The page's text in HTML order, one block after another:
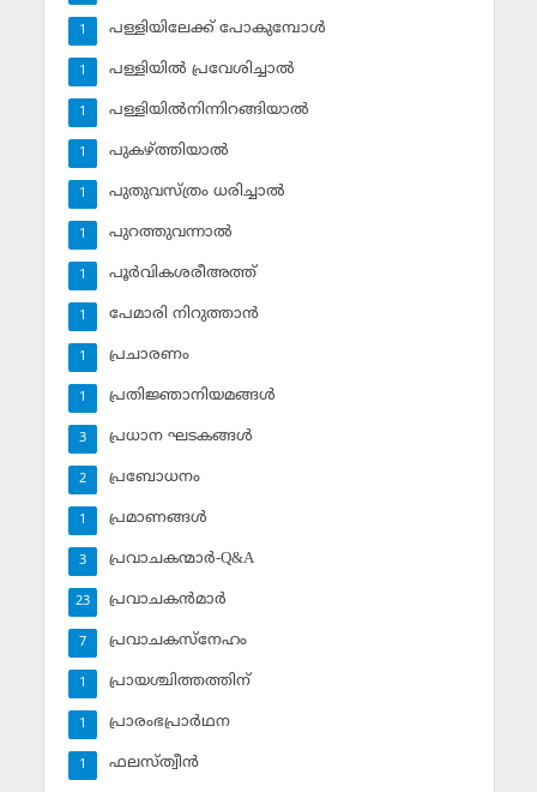
പള്ളിയിലേക്ക് പോകുമ്പോള്‍
1
പള്ളിയില്‍ പ്രവേശിച്ചാല്‍
1
പള്ളിയില്‍നിന്നിറങ്ങിയാല്‍
1
പുകഴ്ത്തിയാല്‍
1
പുതുവസ്ത്രം ധരിച്ചാല്‍
1
പുറത്തുവന്നാല്‍
1
പൂര്‍വികശരീഅത്ത്
1
പേമാരി നിറുത്താന്‍
1
പ്രചാരണം
1
പ്രതിജ്ഞാനിയമങ്ങള്‍
1
പ്രധാന ഘടകങ്ങള്‍
3
പ്രബോധനം
2
പ്രമാണങ്ങള്‍
1
പ്രവാചകന്മാര്‍-Q&A
3
പ്രവാചകന്‍മാര്‍
23
പ്രവാചകസ്‌നേഹം
7
പ്രായശ്ചിത്തത്തിന്
1
പ്രാരംഭപ്രാര്‍ഥന
1
ഫലസ്ത്വീൻ
1